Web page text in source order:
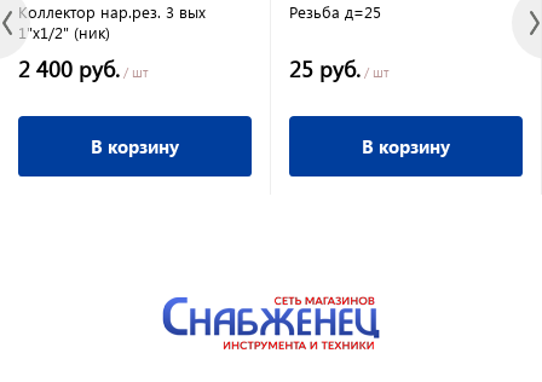
Коллектор нар.рез. 3 вых
1"х1/2" (ник)
2 400 руб. / шт
В корзину
Резьба д=25
25 руб. / шт
В корзину